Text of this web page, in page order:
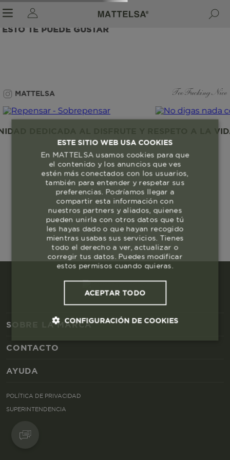
ESTO TE PUEDE GUSTAR
MATTELSA Too Fucking Nice
DEDICADA AL DISFRUTE Y RESPETO A LA
SOBRE LA MARCA
CONTACTO
AYUDA
POLÍTICA DE PRIVACIDAD
SUPERINTENDENCIA
ESTE SITIO WEB USA COOKIES
En MATTELSA usamos cookies para que
el contenido y los anuncios que ves
estén más conectados con los usuarios,
también para entender y respetar sus
preferencias. Podríamos llegar a
compartir esta información con
nuestros partners y aliados, quienes
pueden unirla con otros datos que tú
les hayas dado o que hayan recogido
mientras usabas sus servicios. Tienes
todo el derecho a ver, actualizar o
corregir tus datos. Puedes modificar
estos permisos cuando quieras.
ACEPTAR TODO
CONFIGURACIÓN DE COOKIES